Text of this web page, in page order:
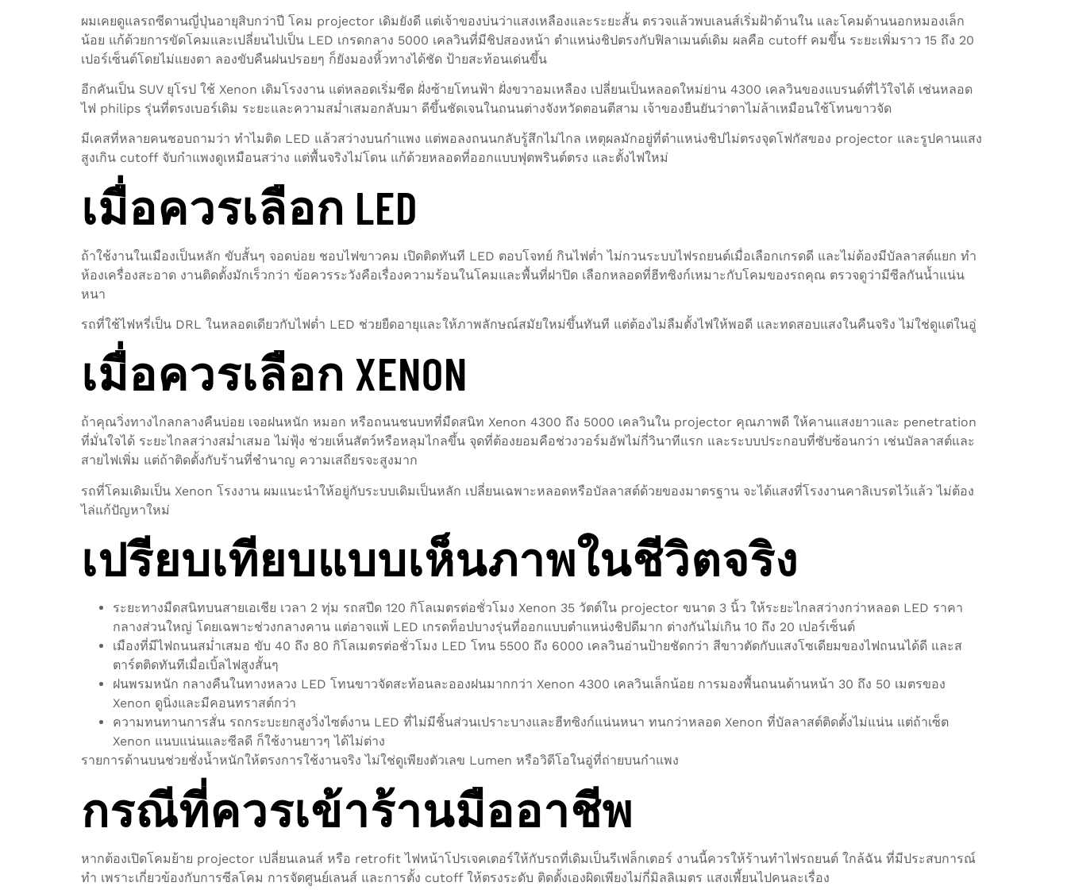
ผมเคยดูแลรถซีดานญี่ปุ่นอายุสิบกว่าปี โคม projector เดิมยังดี แต่เจ้าของบ่นว่าแสงเหลืองและระยะสั้น ตรวจแล้วพบเลนส์เริ่มฝ้าด้านใน และโคมด้านนอกหมองเล็ก
น้อย แก้ด้วยการขัดโคมและเปลี่ยนไปเป็น LED เกรดกลาง 5000 เคลวินที่มีชิปสองหน้า ตำแหน่งชิปตรงกับฟิลาเมนต์เดิม ผลคือ cutoff คมขึ้น ระยะเพิ่มราว 15 ถึง 20
เปอร์เซ็นต์โดยไม่แยงตา ลองขับคืนฝนปรอยๆ ก็ยังมองหิ้วทางได้ชัด ป้ายสะท้อนเด่นขึ้น
อีกคันเป็น SUV ยุโรป ใช้ Xenon เดิมโรงงาน แต่หลอดเริ่มซีด ฝั่งซ้ายโทนฟ้า ฝั่งขวาอมเหลือง เปลี่ยนเป็นหลอดใหม่ย่าน 4300 เคลวินของแบรนด์ที่ไว้ใจได้ เช่นหลอด
ไฟ philips รุ่นที่ตรงเบอร์เดิม ระยะและความสม่ำเสมอกลับมา ดีขึ้นชัดเจนในถนนต่างจังหวัดตอนตีสาม เจ้าของยืนยันว่าตาไม่ล้าเหมือนใช้โทนขาวจัด
มีเคสที่หลายคนชอบถามว่า ทำไมติด LED แล้วสว่างบนกำแพง แต่พอลงถนนกลับรู้สึกไม่ไกล เหตุผลมักอยู่ที่ตำแหน่งชิปไม่ตรงจุดโฟกัสของ projector และรูปคานแสง
สูงเกิน cutoff จับกำแพงดูเหมือนสว่าง แต่พื้นจริงไม่โดน แก้ด้วยหลอดที่ออกแบบฟุตพรินต์ตรง และตั้งไฟใหม่
เมื่อควรเลือก LED
ถ้าใช้งานในเมืองเป็นหลัก ขับสั้นๆ จอดบ่อย ชอบไฟขาวคม เปิดติดทันที LED ตอบโจทย์ กินไฟต่ำ ไม่กวนระบบไฟรถยนต์เมื่อเลือกเกรดดี และไม่ต้องมีบัลลาสต์แยก ทำ
ห้องเครื่องสะอาด งานติดตั้งมักเร็วกว่า ข้อควรระวังคือเรื่องความร้อนในโคมและพื้นที่ฝาปิด เลือกหลอดที่ฮีทซิงก์เหมาะกับโคมของรถคุณ ตรวจดูว่ามีซีลกันน้ำแน่น
หนา
รถที่ใช้ไฟหรี่เป็น DRL ในหลอดเดียวกับไฟต่ำ LED ช่วยยืดอายุและให้ภาพลักษณ์สมัยใหม่ขึ้นทันที แต่ต้องไม่ลืมตั้งไฟให้พอดี และทดสอบแสงในคืนจริง ไม่ใช่ดูแต่ในอู่
เมื่อควรเลือก XENON
ถ้าคุณวิ่งทางไกลกลางคืนบ่อย เจอฝนหนัก หมอก หรือถนนชนบทที่มืดสนิท Xenon 4300 ถึง 5000 เคลวินใน projector คุณภาพดี ให้คานแสงยาวและ penetration
ที่มั่นใจได้ ระยะไกลสว่างสม่ำเสมอ ไม่ฟุ้ง ช่วยเห็นสัตว์หรือหลุมไกลขึ้น จุดที่ต้องยอมคือช่วงวอร์มอัพไม่กี่วินาทีแรก และระบบประกอบที่ซับซ้อนกว่า เช่นบัลลาสต์และ
สายไฟเพิ่ม แต่ถ้าติดตั้งกับร้านที่ชำนาญ ความเสถียรจะสูงมาก
รถที่โคมเดิมเป็น Xenon โรงงาน ผมแนะนำให้อยู่กับระบบเดิมเป็นหลัก เปลี่ยนเฉพาะหลอดหรือบัลลาสต์ด้วยของมาตรฐาน จะได้แสงที่โรงงานคาลิเบรตไว้แล้ว ไม่ต้อง
ไล่แก้ปัญหาใหม่
เปรียบเทียบแบบเห็นภาพในชีวิตจริง
ระยะทางมืดสนิทบนสายเอเชีย เวลา 2 ทุ่ม รถสปีด 120 กิโลเมตรต่อชั่วโมง Xenon 35 วัตต์ใน projector ขนาด 3 นิ้ว ให้ระยะไกลสว่างกว่าหลอด LED ราคา
กลางส่วนใหญ่ โดยเฉพาะช่วงกลางคาน แต่อาจแพ้ LED เกรดท็อปบางรุ่นที่ออกแบบตำแหน่งชิปดีมาก ต่างกันไม่เกิน 10 ถึง 20 เปอร์เซ็นต์
เมืองที่มีไฟถนนสม่ำเสมอ ขับ 40 ถึง 80 กิโลเมตรต่อชั่วโมง LED โทน 5500 ถึง 6000 เคลวินอ่านป้ายชัดกว่า สีขาวตัดกับแสงโซเดียมของไฟถนนได้ดี และส
ตาร์ตติดทันทีเมื่อเบิ้ลไฟสูงสั้นๆ
ฝนพรมหนัก กลางคืนในทางหลวง LED โทนขาวจัดสะท้อนละอองฝนมากกว่า Xenon 4300 เคลวินเล็กน้อย การมองพื้นถนนด้านหน้า 30 ถึง 50 เมตรของ
Xenon ดูนิ่งและมีคอนทราสต์กว่า
ความทนทานการสั่น รถกระบะยกสูงวิ่งไซต์งาน LED ที่ไม่มีชิ้นส่วนเปราะบางและฮีทซิงก์แน่นหนา ทนกว่าหลอด Xenon ที่บัลลาสต์ติดตั้งไม่แน่น แต่ถ้าเซ็ต
Xenon แนบแน่นและซีลดี ก็ใช้งานยาวๆ ได้ไม่ต่าง
รายการด้านบนช่วยชั่งน้ำหนักให้ตรงการใช้งานจริง ไม่ใช่ดูเพียงตัวเลข Lumen หรือวิดีโอในอู่ที่ถ่ายบนกำแพง
กรณีที่ควรเข้าร้านมืออาชีพ
หากต้องเปิดโคมย้าย projector เปลี่ยนเลนส์ หรือ retrofit ไฟหน้าโปรเจคเตอร์ให้กับรถที่เดิมเป็นรีเฟล็กเตอร์ งานนี้ควรให้ร้านทําไฟรถยนต์ ใกล้ฉัน ที่มีประสบการณ์
ทำ เพราะเกี่ยวข้องกับการซีลโคม การจัดศูนย์เลนส์ และการตั้ง cutoff ให้ตรงระดับ ติดตั้งเองผิดเพียงไม่กี่มิลลิเมตร แสงเพี้ยนไปคนละเรื่อง